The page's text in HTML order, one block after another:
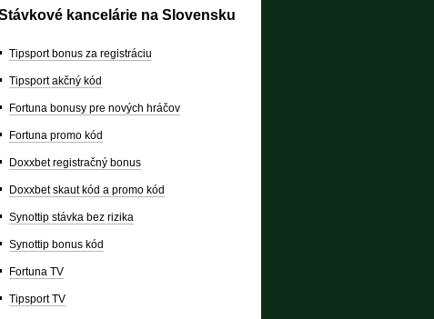
kancelárie na Slovensku
Tipsport bonus za registráciu
Tipsport akčný kód
Fortuna bonusy pre nových hráčov
Fortuna promo kód
Doxxbet registračný bonus
Doxxbet skaut kód a promo kód
Synottip stávka bez rizika
Synottip bonus kód
Fortuna TV
Tipsport TV